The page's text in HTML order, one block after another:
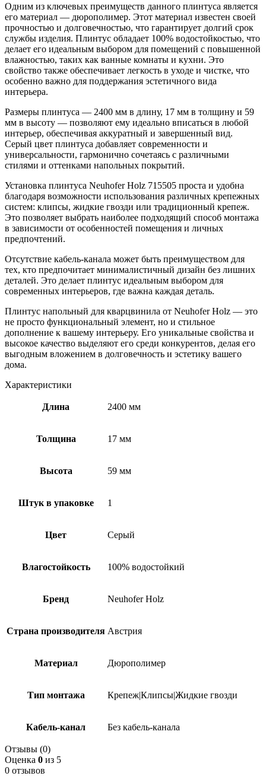
Одним из ключевых преимуществ данного плинтуса является
его материал — дюрополимер. Этот материал известен своей
прочностью и долговечностью, что гарантирует долгий срок
службы изделия. Плинтус обладает 100% водостойкостью, что
делает его идеальным выбором для помещений с повышенной
влажностью, таких как ванные комнаты и кухни. Это
свойство также обеспечивает легкость в уходе и чистке, что
особенно важно для поддержания эстетичного вида
интерьера.
Размеры плинтуса — 2400 мм в длину, 17 мм в толщину и 59
мм в высоту — позволяют ему идеально вписаться в любой
интерьер, обеспечивая аккуратный и завершенный вид.
Серый цвет плинтуса добавляет современности и
универсальности, гармонично сочетаясь с различными
стилями и оттенками напольных покрытий.
Установка плинтуса Neuhofer Holz 715505 проста и удобна
благодаря возможности использования различных крепежных
систем: клипсы, жидкие гвозди или традиционный крепеж.
Это позволяет выбрать наиболее подходящий способ монтажа
в зависимости от особенностей помещения и личных
предпочтений.
Отсутствие кабель-канала может быть преимуществом для
тех, кто предпочитает минималистичный дизайн без лишних
деталей. Это делает плинтус идеальным выбором для
современных интерьеров, где важна каждая деталь.
Плинтус напольный для кварцвинила от Neuhofer Holz — это
не просто функциональный элемент, но и стильное
дополнение к вашему интерьеру. Его уникальные свойства и
высокое качество выделяют его среди конкурентов, делая его
выгодным вложением в долговечность и эстетику вашего
дома.
Характеристики
Длина 2400 мм
Толщина 17 мм
Высота 59 мм
Штук в упаковке 1
Цвет Серый
Влагостойкость 100% водостойкий
Бренд Neuhofer Holz
Страна производителя Австрия
Материал Дюрополимер
Тип монтажа Крепеж|Клипсы|Жидкие гвозди
Кабель-канал Без кабель-канала
Отзывы (0)
Оценка 0 из 5
0 отзывов